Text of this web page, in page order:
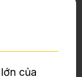
của